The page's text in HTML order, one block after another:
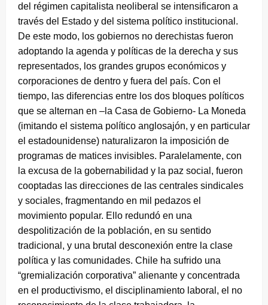
del régimen capitalista neoliberal se intensificaron a
través del Estado y del sistema político institucional.
De este modo, los gobiernos no derechistas fueron
adoptando la agenda y políticas de la derecha y sus
representados, los grandes grupos económicos y
corporaciones de dentro y fuera del país. Con el
tiempo, las diferencias entre los dos bloques políticos
que se alternan en –la Casa de Gobierno- La Moneda
(imitando el sistema político anglosajón, y en particular
el estadounidense) naturalizaron la imposición de
programas de matices invisibles. Paralelamente, con
la excusa de la gobernabilidad y la paz social, fueron
cooptadas las direcciones de las centrales sindicales
y sociales, fragmentando en mil pedazos el
movimiento popular. Ello redundó en una
despolitización de la población, en su sentido
tradicional, y una brutal desconexión entre la clase
política y las comunidades. Chile ha sufrido una
“gremialización corporativa” alienante y concentrada
en el productivismo, el disciplinamiento laboral, el no